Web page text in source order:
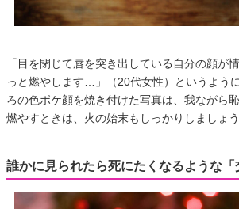
「目を閉じて唇を突き出している自分の顔が
っと燃やします…」（20代女性）というよう
ろの色ボケ顔を焼き付けた写真は、我ながら
燃やすときは、火の始末もしっかりしましょう
誰かに見られたら死にたくなるような「